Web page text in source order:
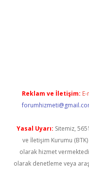
Reklam ve İletişim:
Yasal Uyarı: Sitemiz,
ve İletişim Kurumu
olarak hizmet
olarak denetleme veya